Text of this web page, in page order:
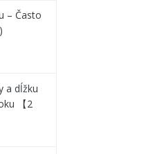
– Často
a dĺžku
【2